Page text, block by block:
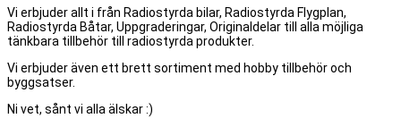
Vi erbjuder allt i från Radiostyrda bilar, Radiostyrda Flygplan,
Radiostyrda Båtar, Uppgraderingar, Originaldelar till alla möjliga
tänkbara tillbehör till radiostyrda produkter.
Vi erbjuder även ett brett sortiment med hobby tillbehör och
byggsatser.
Ni vet, sånt vi alla älskar :)